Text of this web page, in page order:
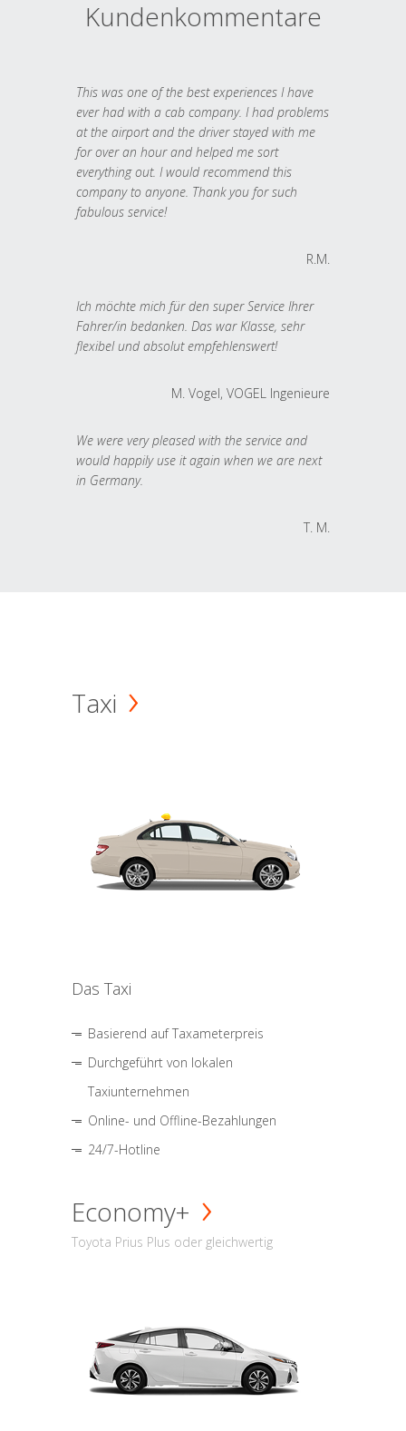
Kundenkommentare
This was one of the best experiences I have
ever had with a cab company. I had problems
at the airport and the driver stayed with me
for over an hour and helped me sort
everything out. I would recommend this
company to anyone. Thank you for such
fabulous service!
R.M.
Ich möchte mich für den super Service Ihrer
Fahrer/in bedanken. Das war Klasse, sehr
flexibel und absolut empfehlenswert!
M. Vogel, VOGEL Ingenieure
We were very pleased with the service and
would happily use it again when we are next
in Germany.
T. M.
Taxi
Das Taxi
Basierend auf Taxameterpreis
Durchgeführt von lokalen
Taxiunternehmen
Online- und Offline-Bezahlungen
24/7-Hotline
Economy+
Toyota Prius Plus oder gleichwertig